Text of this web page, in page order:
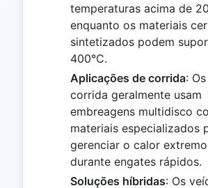
temperaturas acima de
enquanto os materiais
sintetizados podem
400°C.
Aplicações de corrida:
corrida geralmente usam
embreagens multidisco
materiais especializados
gerenciar o calor
durante engates rápidos.
Soluções híbridas: Os